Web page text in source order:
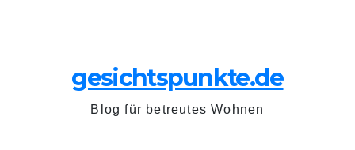
gesichtspunkte.de
Blog für betreutes Wohnen